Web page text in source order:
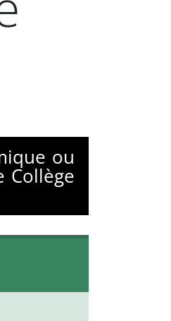
ou
Collège